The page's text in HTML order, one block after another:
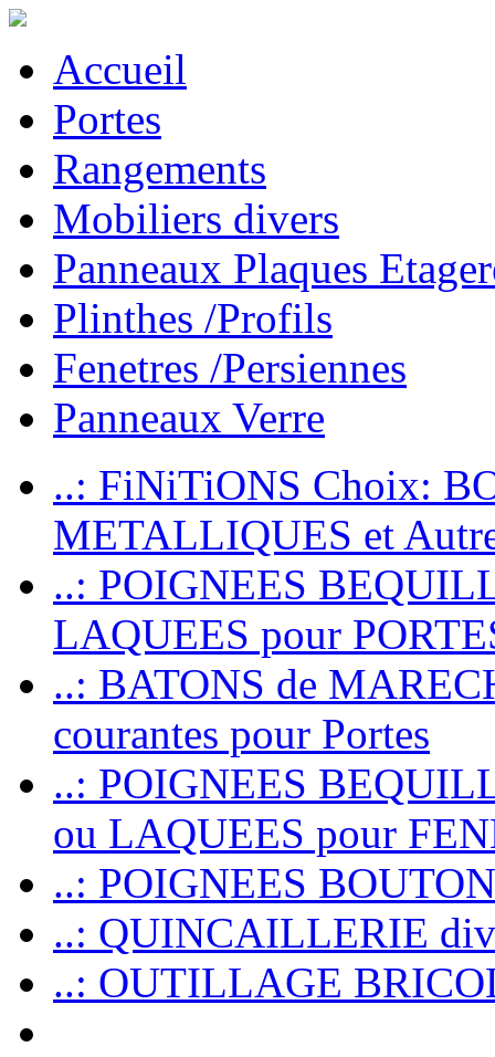
Accueil
Portes
Rangements
Mobiliers divers
Panneaux Plaques
Plinthes /Profils
Fenetres /Persiennes
Panneaux Verre
..: FiNiTiONS Choix:
METALLIQUES et
..: POIGNEES
LAQUEES pour
..: BATONS de
courantes pour Portes
..: POIGNEES
ou LAQUEES pour
..: POIGNEES
..: QUINCAILLERIE
..: OUTILLAGE